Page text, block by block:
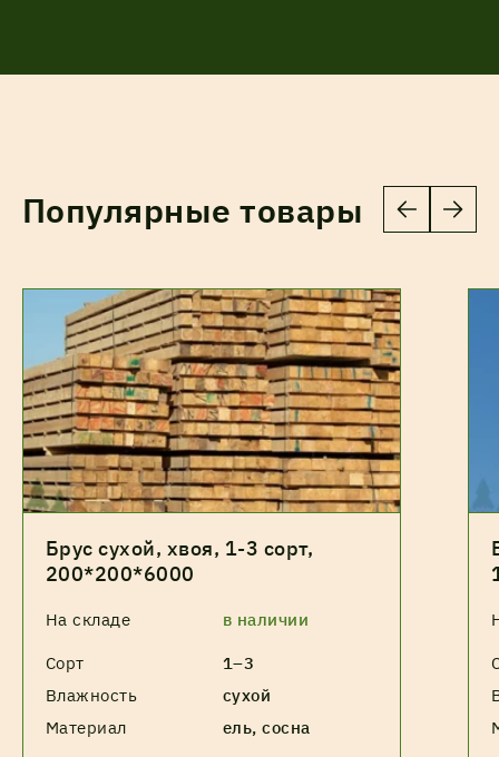
Популярные товары
Брус сухой, хвоя, 1-3 сорт,
200*200*6000
На складе в наличии
Сорт
1–3
Влажность
сухой
Материал
ель, сосна